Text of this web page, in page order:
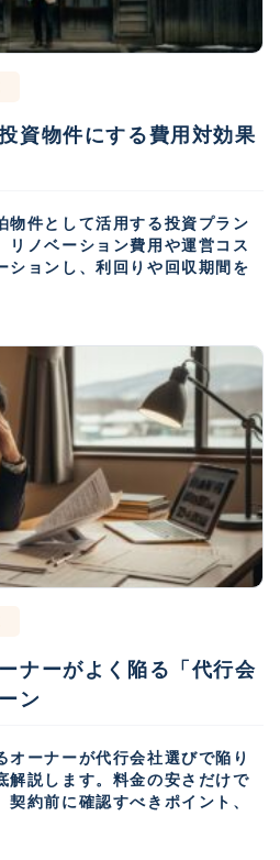
資物件にする費用対効果
物件として活用する投資プラン
リノベーション費用や運営コス
ションし、利回りや回収期間を
ナーがよく陥る「代行会
ン
オーナーが代行会社選びで陥り
解説します。料金の安さだけで
約前に確認すべきポイント、